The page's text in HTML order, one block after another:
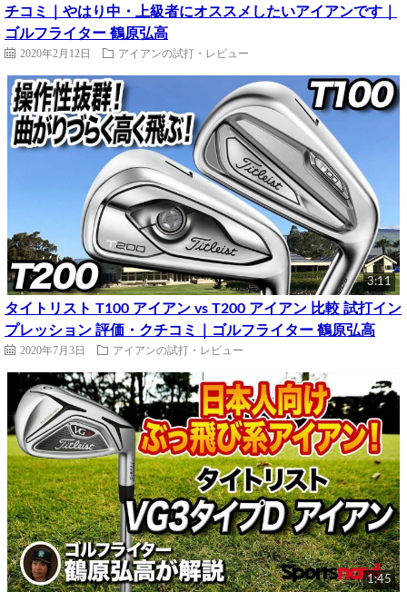
チコミ｜やはり中・上級者にオススメしたいアイアンです｜
ゴルフライター 鶴原弘高
2020年2月12日 アイアンの試打・レビュー
3:11
タイトリスト T100 アイアン vs T200 アイアン 比較 試打イン
プレッション 評価・クチコミ｜ゴルフライター 鶴原弘高
2020年7月3日 アイアンの試打・レビュー
1:45